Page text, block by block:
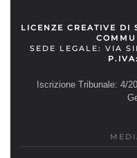
LICENZE CREATIVE DI
SEDE LEGALE: VIA
Iscrizione Tribunale: 4/